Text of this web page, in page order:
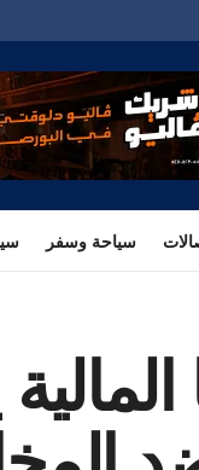
سياحة وسفر